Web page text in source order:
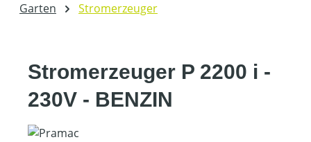
Garten Stromerzeuger
Stromerzeuger P 2200 i -
230V - BENZIN